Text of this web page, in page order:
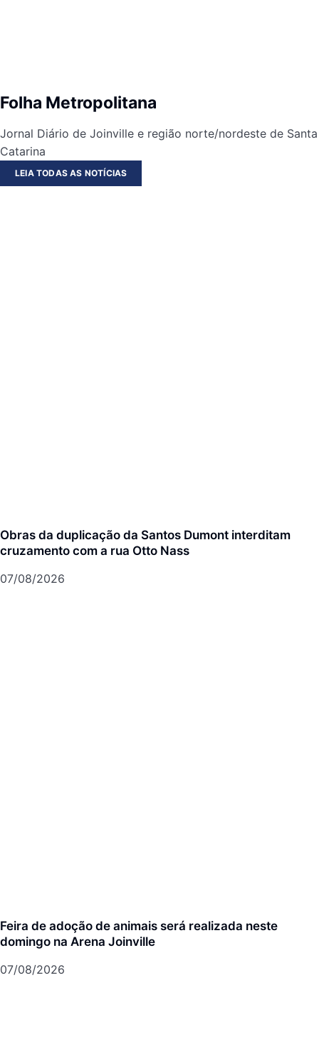
Folha Metropolitana
Jornal Diário de Joinville e região norte/nordeste de Santa
Catarina
LEIA TODAS AS NOTÍCIAS
Obras da duplicação da Santos Dumont interditam
cruzamento com a rua Otto Nass
07/08/2026
Feira de adoção de animais será realizada neste
domingo na Arena Joinville
07/08/2026